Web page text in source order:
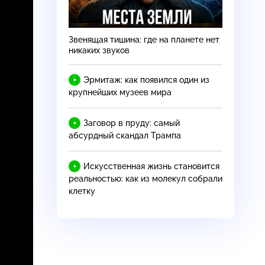
Звенящая тишина: где на планете нет
никаких звуков
Эрмитаж: как появился один из
крупнейших музеев мира
Заговор в пруду: самый
абсурдный скандал Трампа
Искусственная жизнь становится
реальностью: как из молекул собрали
клетку